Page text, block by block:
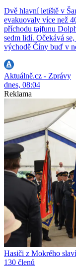
Dvě hlavní letiště v
evakuovaly více než
příchodu tajfunu
sedm lidí. Očekává
východě Číny buď v
Aktuálně.cz - Zprávy
dnes, 08:04
Reklama
Hasiči z Mokrého
130 členů